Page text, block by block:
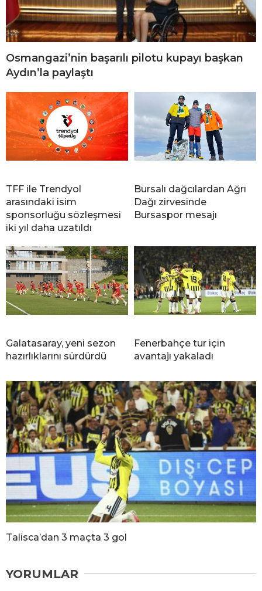
Osmangazi’nin başarılı pilotu kupayı başkan
Aydın’la paylaştı
TFF ile Trendyol
arasındaki isim
sponsorluğu sözleşmesi
iki yıl daha uzatıldı
Bursalı dağcılardan Ağrı
Dağı zirvesinde
Bursaspor mesajı
Galatasaray, yeni sezon
hazırlıklarını sürdürdü
Fenerbahçe tur için
avantajı yakaladı
Talisca’dan 3 maçta 3 gol
YORUMLAR